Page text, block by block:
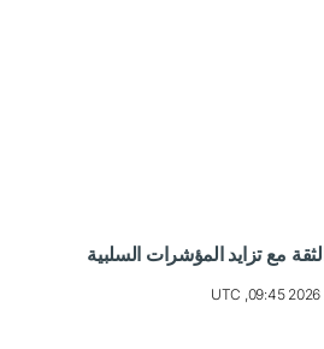
مع تزايد المؤشرات السلبية